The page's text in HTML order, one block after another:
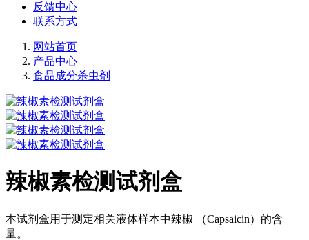
反馈中心
联系方式
网站首页
产品中心
食品成分杀虫剂
辣椒素检测试剂盒
本试剂盒用于测定相关液体样本中辣椒 （Capsaicin）的含
量。